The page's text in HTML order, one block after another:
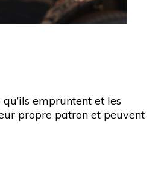
empruntent et les
propre patron et peuvent